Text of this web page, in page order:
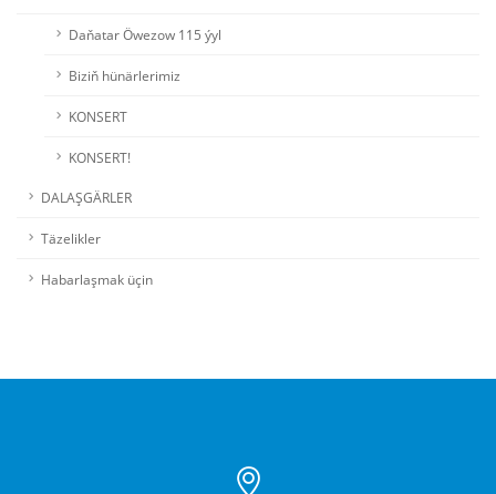
Daňatar Öwezow 115 ýyl
Biziň hünärlerimiz
KONSERT
KONSERT!
DALAŞGÄRLER
Täzelikler
Habarlaşmak üçin